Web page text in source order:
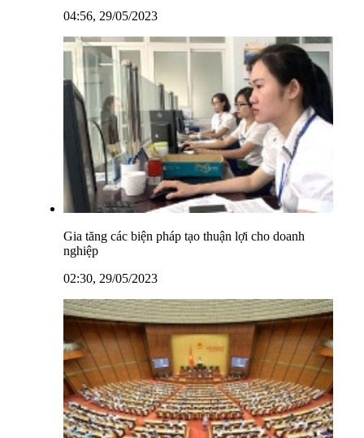
04:56, 29/05/2023
Gia tăng các biện pháp tạo thuận lợi cho doanh
nghiệp
02:30, 29/05/2023